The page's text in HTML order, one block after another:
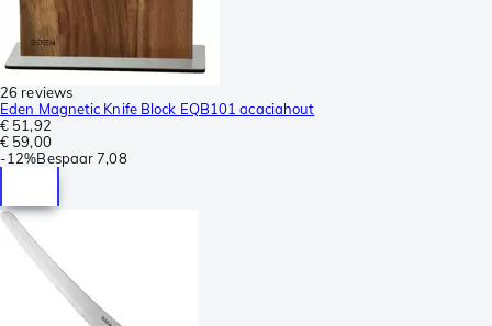
26 reviews
Eden Magnetic Knife Block EQB101 acaciahout
€ 51,92
€ 59,00
-12%Bespaar 7,08